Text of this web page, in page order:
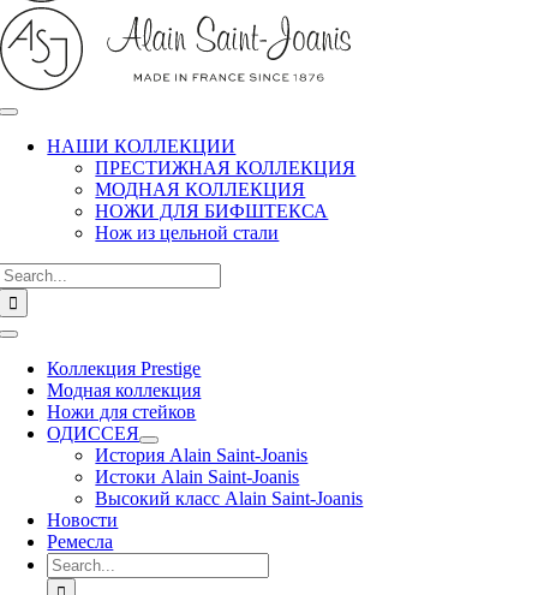
НАШИ КОЛЛЕКЦИИ
ПРЕСТИЖНАЯ КОЛЛЕКЦИЯ
МОДНАЯ КОЛЛЕКЦИЯ
НОЖИ ДЛЯ БИФШТЕКСА
Нож из цельной стали
Toggle
NavigationКоллекция Prestige
Модная коллекция
Ножи для стейков
ОДИССЕЯ
История Alain Saint-Joanis
Истоки Alain Saint-Joanis
Высокий класс Alain Saint-Joanis
Новости
Ремесла
Search
for: